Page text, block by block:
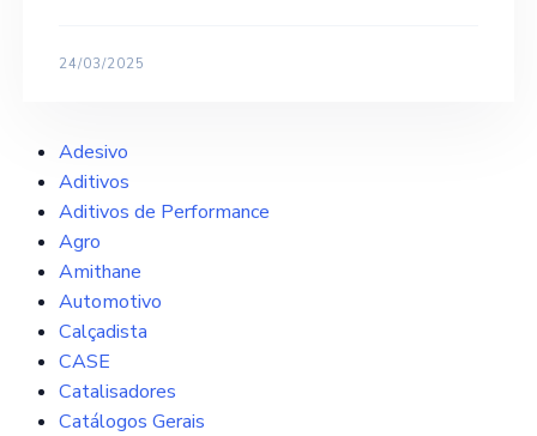
24/03/2025
Adesivo
Aditivos
Aditivos de Performance
Agro
Amithane
Automotivo
Calçadista
CASE
Catalisadores
Catálogos Gerais